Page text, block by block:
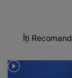
Îți